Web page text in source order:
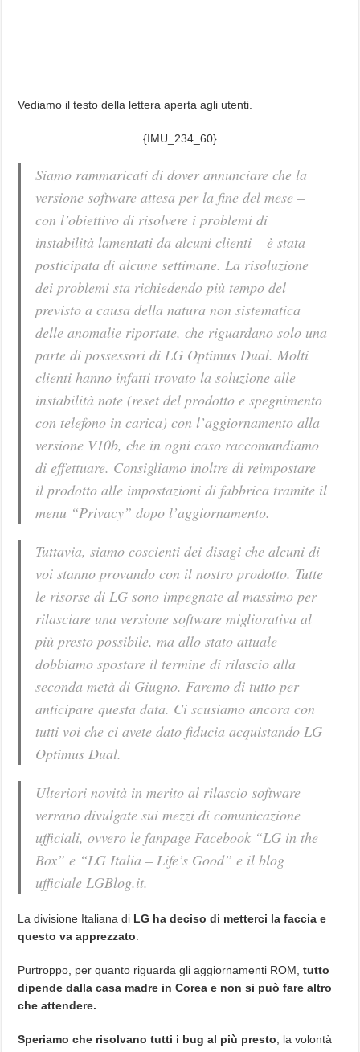
Vediamo il testo della lettera aperta agli utenti.
{IMU_234_60}
Siamo rammaricati di dover annunciare che la
versione software attesa per la fine del mese –
con l’obiettivo di risolvere i problemi di
instabilità lamentati da alcuni clienti – è stata
posticipata di alcune settimane. La risoluzione
dei problemi sta richiedendo più tempo del
previsto a causa della natura non sistematica
delle anomalie riportate, che riguardano solo una
parte di possessori di LG Optimus Dual. Molti
clienti hanno infatti trovato la soluzione alle
instabilità note (reset del prodotto e spegnimento
con telefono in carica) con l’aggiornamento alla
versione V10b, che in ogni caso raccomandiamo
di effettuare. Consigliamo inoltre di reimpostare
il prodotto alle impostazioni di fabbrica tramite il
menu “Privacy” dopo l’aggiornamento.
Tuttavia, siamo coscienti dei disagi che alcuni di
voi stanno provando con il nostro prodotto. Tutte
le risorse di LG sono impegnate al massimo per
rilasciare una versione software migliorativa al
più presto possibile, ma allo stato attuale
dobbiamo spostare il termine di rilascio alla
seconda metà di Giugno. Faremo di tutto per
anticipare questa data. Ci scusiamo ancora con
tutti voi che ci avete dato fiducia acquistando LG
Optimus Dual.
Ulteriori novità in merito al rilascio software
verrano divulgate sui mezzi di comunicazione
ufficiali, ovvero le fanpage Facebook “LG in the
Box” e “LG Italia – Life’s Good” e il blog
ufficiale LGBlog.it.
La divisione Italiana di LG ha deciso di metterci la faccia e
questo va apprezzato
Purtroppo, per quanto riguarda gli aggiornamenti ROM,tutto
dipende dalla casa madre in Corea e non si può fare altro
che attendere.
Speriamo che risolvano tutti i bug al più presto , la volontà